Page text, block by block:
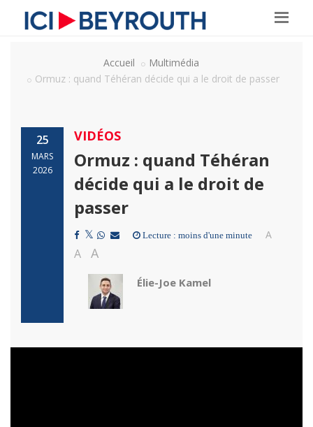
Accueil
Multimédia
Ormuz : quand Téhéran décide qui a le droit de passer
25
MARS
2026
VIDÉOS
Ormuz : quand Téhéran
décide qui a le droit de
passer
Lecture : moins d'une minute A
A A
Élie-Joe Kamel